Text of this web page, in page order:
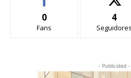
0
Fans
4
Seguidores
- Publicidad -